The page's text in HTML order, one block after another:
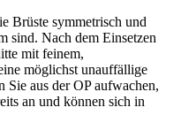
Brüste symmetrisch und
sind. Nach dem Einsetzen
mit feinem,
möglichst unauffällige
aus der OP aufwachen,
an und können sich in